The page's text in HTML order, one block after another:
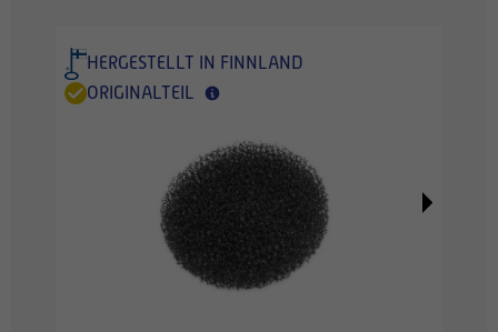
HERGESTELLT IN FINNLAND
ORIGINALTEIL